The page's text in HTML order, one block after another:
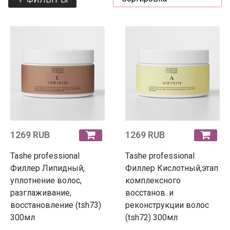
1269 RUB
Tashe professional
Филлер Липидный,
уплотнение волос,
разглаживание,
восстановление (tsh73)
300мл
1269 RUB
Tashe professional
Филлер Кислотный,этап
комплексного
восстанов. и
реконструкции волос
(tsh72) 300мл